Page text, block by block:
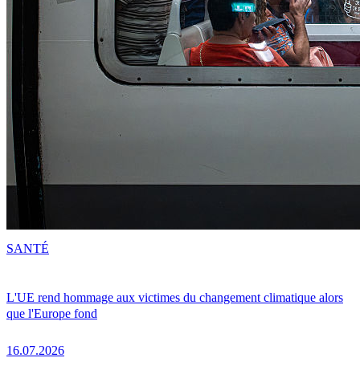
L'UE rend hommage aux victimes du changement climatique alors
que l'Europe fond
16.07.2026
SANTÉ